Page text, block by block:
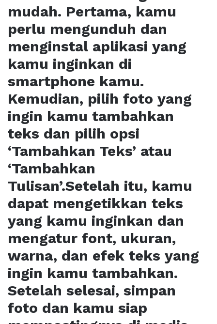
mudah. Pertama, kamu
perlu mengunduh dan
menginstal aplikasi yang
kamu inginkan di
smartphone kamu.
Kemudian, pilih foto yang
ingin kamu tambahkan
teks dan pilih opsi
‘Tambahkan Teks’ atau
‘Tambahkan
Tulisan’.Setelah itu, kamu
dapat mengetikkan teks
yang kamu inginkan dan
mengatur font, ukuran,
warna, dan efek teks yang
ingin kamu tambahkan.
Setelah selesai, simpan
foto dan kamu siap